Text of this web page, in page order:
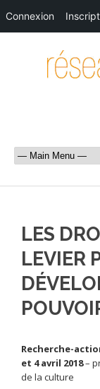
LES
LEVIER
Recherche-
et 4 avril 2018–
de la culture
Connexion